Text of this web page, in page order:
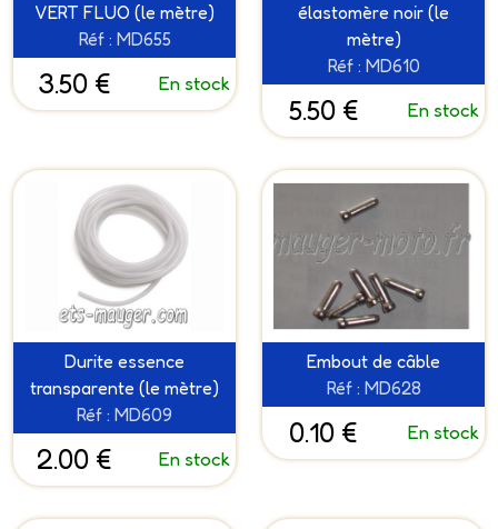
VERT FLUO (le mètre)
Réf : MD655
3.50 € En stock
élastomère noir (le
mètre)
Réf : MD610
5.50 € En stock
Durite essence
transparente (le mètre)
Réf : MD609
2.00 € En stock
Embout de câble
Réf : MD628
0.10 € En stock